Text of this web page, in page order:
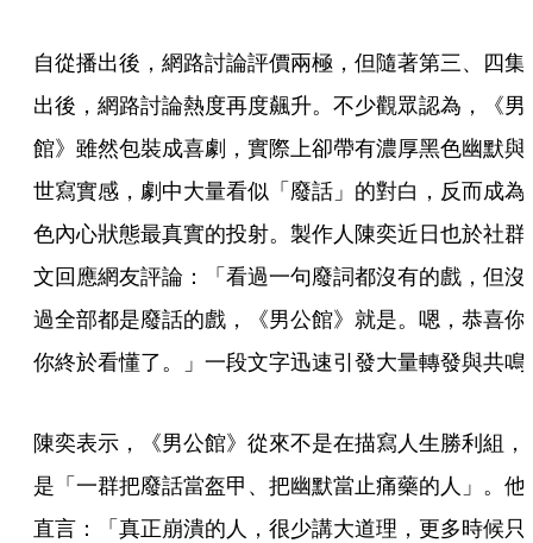
自從播出後，網路討論評價兩極，但隨著第三、四集
出後，網路討論熱度再度飆升。不少觀眾認為，《男
館》雖然包裝成喜劇，實際上卻帶有濃厚黑色幽默與
世寫實感，劇中大量看似「廢話」的對白，反而成為
色內心狀態最真實的投射。製作人陳奕近日也於社群
文回應網友評論：「看過一句廢詞都沒有的戲，但沒
過全部都是廢話的戲，《男公館》就是。嗯，恭喜你
你終於看懂了。」一段文字迅速引發大量轉發與共鳴
陳奕表示，《男公館》從來不是在描寫人生勝利組，
是「一群把廢話當盔甲、把幽默當止痛藥的人」。他
直言：「真正崩潰的人，很少講大道理，更多時候只